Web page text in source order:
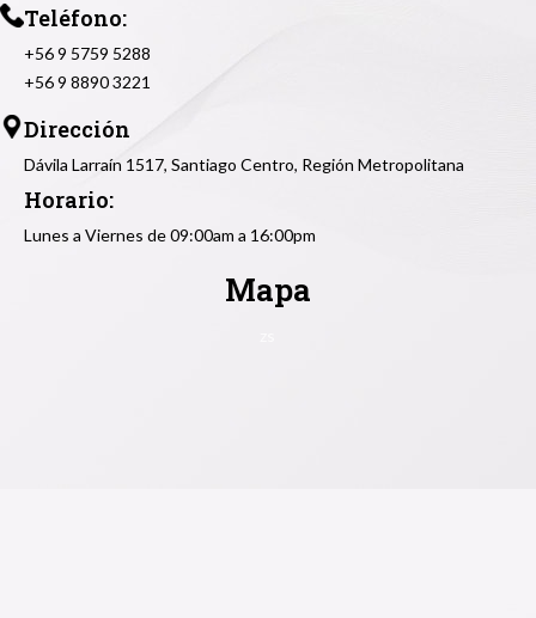
Teléfono:
+56 9 5759 5288
+56 9 8890 3221
Dirección
Dávila Larraín 1517, Santiago Centro, Región Metropolitana
Horario:
Lunes a Viernes de 09:00am a 16:00pm
Mapa